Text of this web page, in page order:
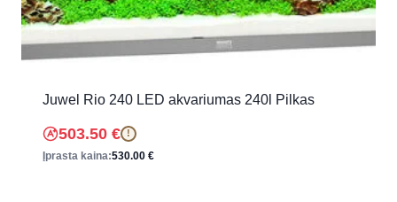
Juwel Rio 240 LED akvariumas 240l Pilkas
503.50 € !
Įprasta kaina:530.00 €